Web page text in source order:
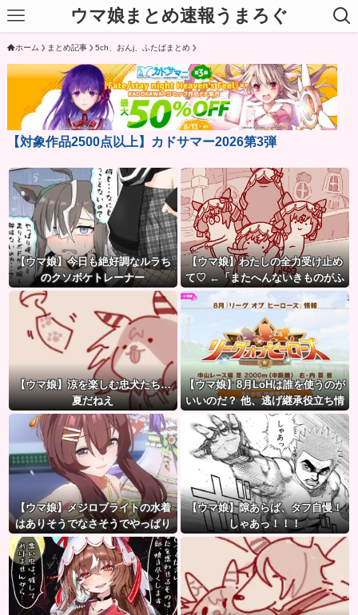
ウマ娘まとめ速報うまろぐ
ホーム まとめ記事 5ch、おんj、ふたばまとめ
【対象作品2500点以上】カドサマー2026第3弾
【ウマ娘】今日も絶好調なルラち
のクソボケトレーナー
【ウマ娘】わたしの全力受け止め
て♡ ←「またへんないきものがふ
えてる…」
【ウマ娘】涼を楽しむ忠犬たち…
夏だねえ
【ウマ娘】8月LoHは誰を使うのが
いいのだ？ 他、逃げ継承役立ち情
報など
【ウマ娘】メジロブライトの水着
はありそうでなさそうでやっぱり
“ある”
【ウマ娘】隙あらば、タフ自慢！
しゃあっ！！！